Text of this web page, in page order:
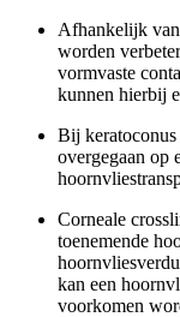
Afhankelijk van
worden
vormvaste
kunnen hierbij
Bij
overgegaan op
Corneale
toenemende
kan een
voorkomen